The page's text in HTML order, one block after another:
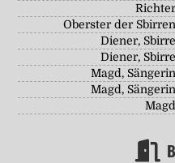
Richter
Oberster der Sbirren
Diener, Sbirre
Diener, Sbirre
Magd, Sängerin
Magd, Sängerin
Magd